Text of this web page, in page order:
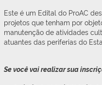
Este é um Edital do ProAC
projetos que tenham por
manutenção de atividades
atuantes das periferias do
Se você vai realizar sua